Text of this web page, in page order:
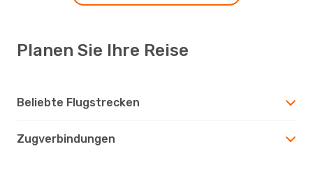
Planen Sie Ihre Reise
Beliebte Flugstrecken
Zugverbindungen